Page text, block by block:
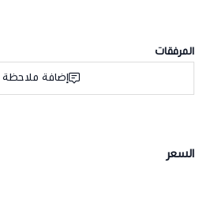
المرفقات
إضافة ملاحظة
السعر